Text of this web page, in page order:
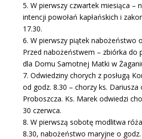
5. W pierwszy czwartek miesiąca –
intencji powołań kapłańskich i
17.30.
6. W pierwszy piątek nabożeństwo
Przed nabożeństwem – zbiórka do
dla Domu Samotnej Matki w
7. Odwiedziny chorych z posługą
od godz. 8.30 – chorzy ks. Dariusza
Proboszcza. Ks. Marek odwiedzi
30 czerwca.
8. W pierwszą sobotę modlitwa
8.30, nabożeństwo maryjne o godz.